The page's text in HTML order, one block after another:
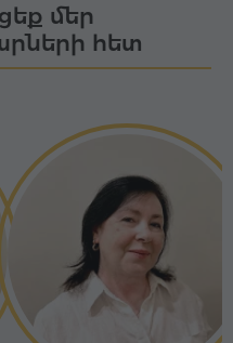
մեր
հետ